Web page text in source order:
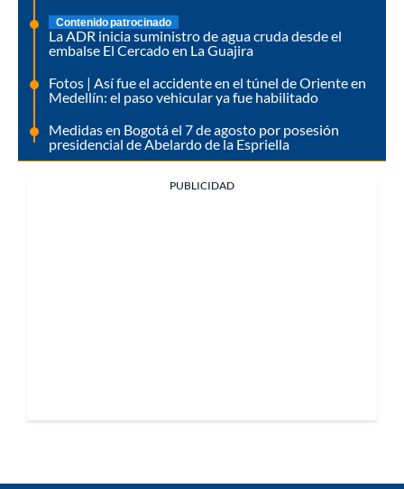
Contenido patrocinado
La ADR inicia suministro de agua cruda desde el
embalse El Cercado en La Guajira
Fotos | Así fue el accidente en el túnel de Oriente en
Medellín: el paso vehicular ya fue habilitado
Medidas en Bogotá el 7 de agosto por posesión
presidencial de Abelardo de la Espriella
PUBLICIDAD